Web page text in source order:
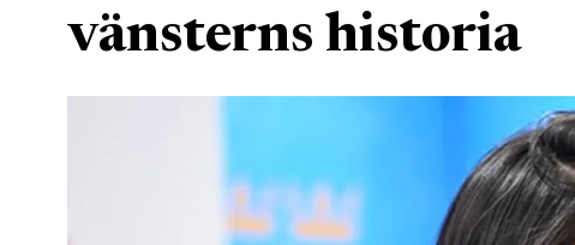
vänsterns historia